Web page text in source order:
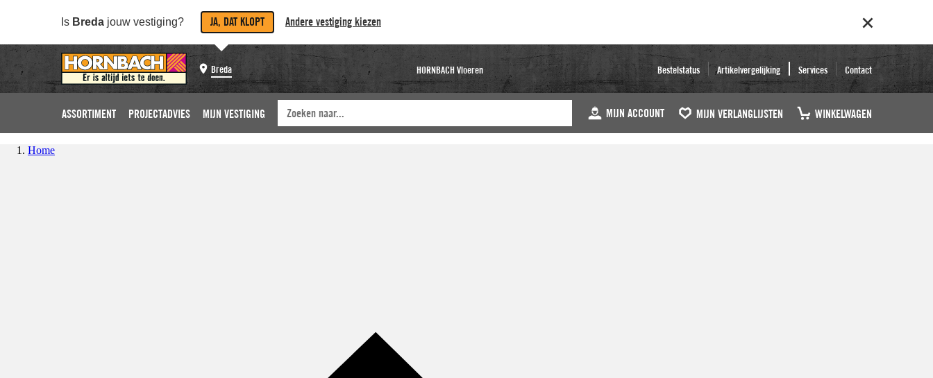
Is Breda jouw vestiging? JA, DAT KLOPT Andere vestiging kiezen
Breda HORNBACH Vloeren Bestelstatus Artikelvergelijking Services Contact
ASSORTIMENT PROJECTADVIES MIJN VESTIGING MIJN ACCOUNT MIJN VERLANGLIJSTEN WINKELWAGEN
Home